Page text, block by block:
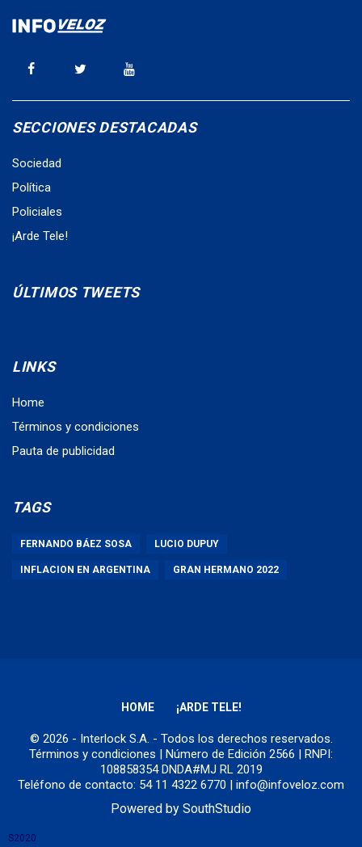
SECCIONES DESTACADAS
Sociedad
Política
Policiales
¡Arde Tele!
ÚLTIMOS TWEETS
LINKS
Home
Términos y condiciones
Pauta de publicidad
TAGS
FERNANDO BÁEZ SOSA LUCIO DUPUY
INFLACION EN ARGENTINA GRAN HERMANO 2022
HOME ¡ARDE TELE!
© 2026 - Interlock S.A. - Todos los derechos reservados.
Términos y condiciones | Número de Edición 2566 | RNPI:
108858354 DNDA#MJ RL 2019
Teléfono de contacto: 54 11 4322 6770 | info@infoveloz.com
Powered by SouthStudio
S2020